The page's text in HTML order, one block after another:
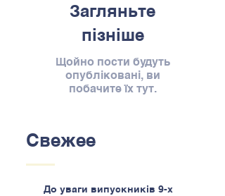
Загляньте
пізніше
Щойно пости будуть
опубліковані, ви
побачите їх тут.
Свежее
До уваги випускників 9-х